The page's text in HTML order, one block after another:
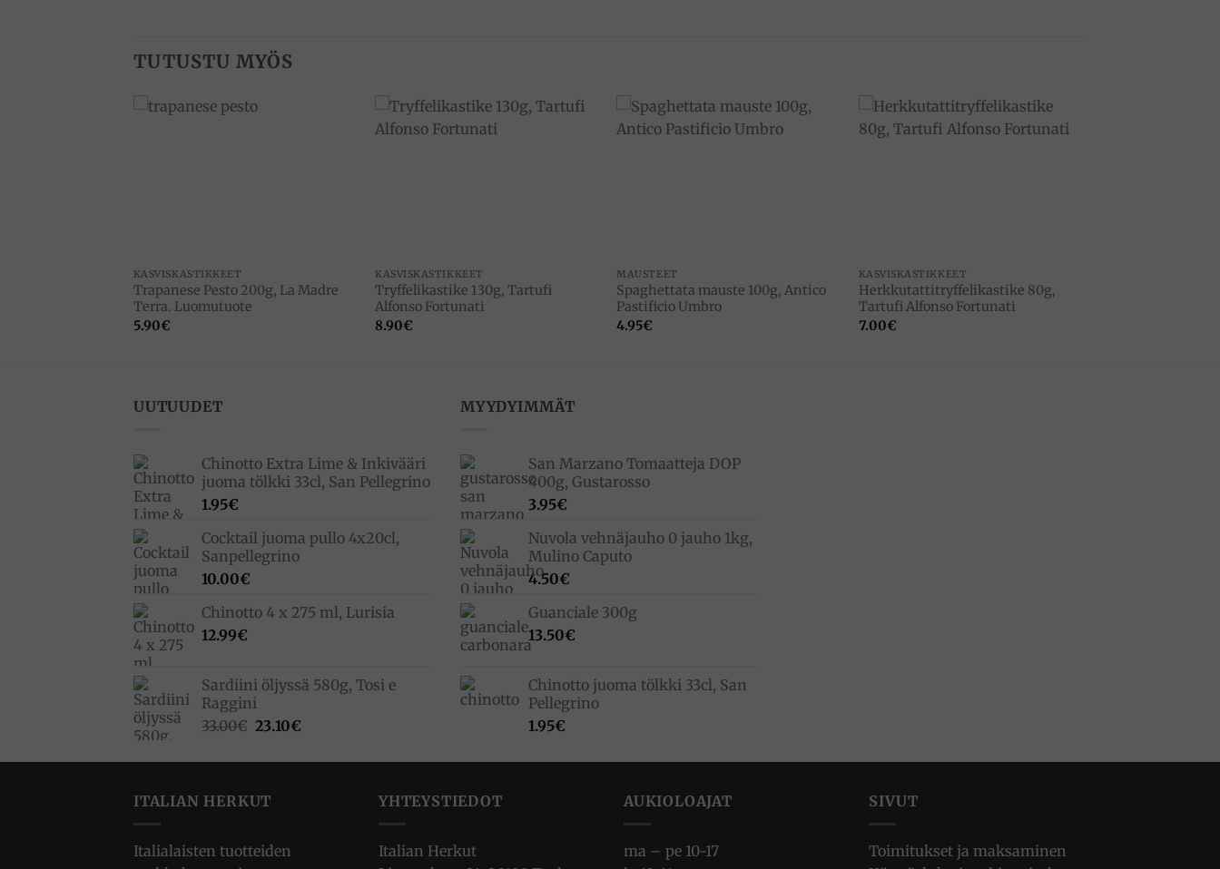
TUTUSTU MYÖS
KASVISKASTIKKEET
Trapanese Pesto 200g, La Madre
Terra. Luomutuote
5.90€
KASVISKASTIKKEET
Tryffelikastike 130g, Tartufi
Alfonso Fortunati
8.90€
MAUSTEET
Spaghettata mauste 100g, Antico
Pastificio Umbro
4.95€
KASVISKASTIKKEET
Herkkutattitryffelikastike 80g,
Tartufi Alfonso Fortunati
7.00€
UUTUUDET
Chinotto Extra Lime & Inkivääri
juoma tölkki 33cl, San Pellegrino
1.95€
Cocktail juoma pullo 4x20cl,
Sanpellegrino
10.00€
Chinotto 4 x 275 ml, Lurisia
12.99€
Sardiini öljyssä 580g, Tosi e
Raggini
33.00€ Alkuperäinen
oli:
23.10€Nykyinen
on:
MYYDYIMMÄT
San Marzano Tomaatteja DOP
400g, Gustarosso
3.95€
Nuvola vehnäjauho 0 jauho 1kg,
Mulino Caputo
4.50€
Guanciale 300g
13.50€
Chinotto juoma tölkki 33cl, San
Pellegrino
1.95€
ITALIAN HERKUT
Italialaisten tuotteiden
YHTEYSTIEDOT
Italian Herkut
AUKIOLOAJAT
ma – pe 10-17
SIVUT
Toimitukset ja maksaminen